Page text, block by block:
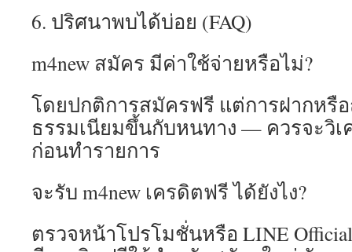
6. ปริศนาพบได้บ่อย (FAQ)
m4new สมัคร มีค่าใช้จ่ายหรือไม่?
โดยปกติการสมัครฟรี แต่การฝากหรื
ธรรมเนียมขึ้นกับหนทาง — ควรจะวิ
ก่อนทำรายการ
จะรับ m4new เครดิตฟรี ได้ยังไง?
ตรวจหน้าโปรโมชั่นหรือ LINE